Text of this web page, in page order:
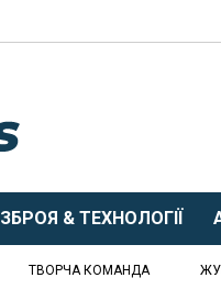
ЗБРОЯ & ТЕХНОЛОГІЇ
ТВОРЧА КОМАНДА